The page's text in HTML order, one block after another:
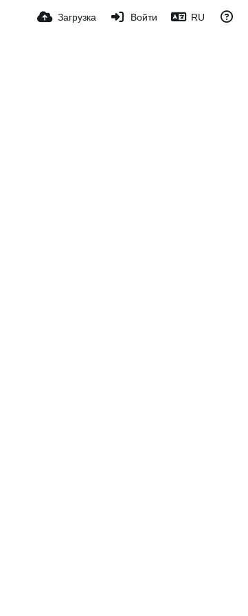
Загрузка Войти RU